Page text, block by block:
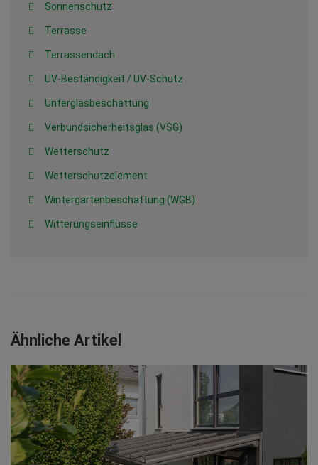
Sonnenschutz
Terrasse
Terrassendach
UV-Beständigkeit / UV-Schutz
Unterglasbeschattung
Verbundsicherheitsglas (VSG)
Wetterschutz
Wetterschutzelement
Wintergartenbeschattung (WGB)
Witterungseinflüsse
Ähnliche Artikel